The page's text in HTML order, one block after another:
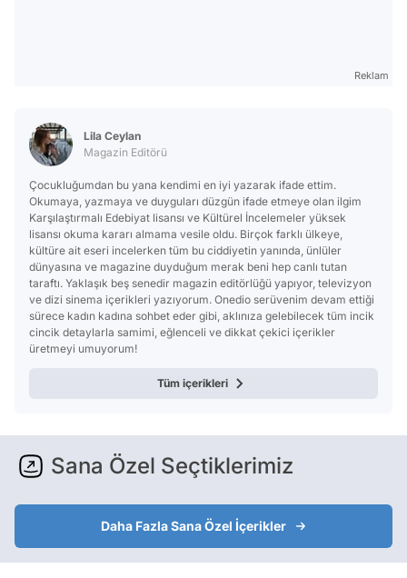
Reklam
Lila Ceylan
Magazin Editörü
Çocukluğumdan bu yana kendimi en iyi yazarak ifade ettim.
Okumaya, yazmaya ve duyguları düzgün ifade etmeye olan ilgim
Karşılaştırmalı Edebiyat lisansı ve Kültürel İncelemeler yüksek
lisansı okuma kararı almama vesile oldu. Birçok farklı ülkeye,
kültüre ait eseri incelerken tüm bu ciddiyetin yanında, ünlüler
dünyasına ve magazine duyduğum merak beni hep canlı tutan
taraftı. Yaklaşık beş senedir magazin editörlüğü yapıyor, televizyon
ve dizi sinema içerikleri yazıyorum. Onedio serüvenim devam ettiği
sürece kadın kadına sohbet eder gibi, aklınıza gelebilecek tüm incik
cincik detaylarla samimi, eğlenceli ve dikkat çekici içerikler
üretmeyi umuyorum!
Tüm içerikleri
Sana Özel Seçtiklerimiz
Daha Fazla Sana Özel İçerikler